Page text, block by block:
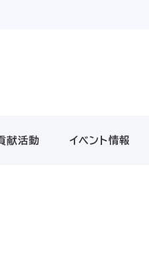
献活動 イベント情報